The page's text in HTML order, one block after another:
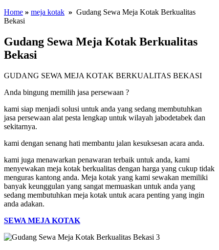
Home » meja kotak » Gudang Sewa Meja Kotak Berkualitas
Bekasi
Gudang Sewa Meja Kotak Berkualitas
Bekasi
GUDANG SEWA MEJA KOTAK BERKUALITAS BEKASI
Anda bingung memilih jasa persewaan ?
kami siap menjadi solusi untuk anda yang sedang membutuhkan
jasa persewaan alat pesta lengkap untuk wilayah jabodetabek dan
sekitarnya.
kami dengan senang hati membantu jalan kesuksesan acara anda.
kami juga menawarkan penawaran terbaik untuk anda, kami
menyewakan meja kotak berkualitas dengan harga yang cukup tidak
menguras kantong anda. Meja kotak yang kami sewakan memiliki
banyak keunggulan yang sangat memuaskan untuk anda yang
sedang membutuhkan meja kotak untuk acara penting yang ingin
anda adakan.
SEWA MEJA KOTAK